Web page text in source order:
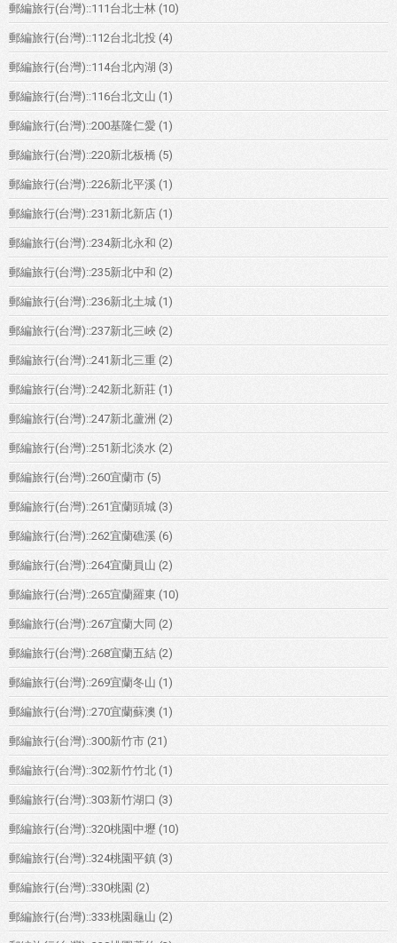
郵編旅行(台灣)::111台北士林 (10)
郵編旅行(台灣)::112台北北投 (4)
郵編旅行(台灣)::114台北內湖 (3)
郵編旅行(台灣)::116台北文山 (1)
郵編旅行(台灣)::200基隆仁愛 (1)
郵編旅行(台灣)::220新北板橋 (5)
郵編旅行(台灣)::226新北平溪 (1)
郵編旅行(台灣)::231新北新店 (1)
郵編旅行(台灣)::234新北永和 (2)
郵編旅行(台灣)::235新北中和 (2)
郵編旅行(台灣)::236新北土城 (1)
郵編旅行(台灣)::237新北三峽 (2)
郵編旅行(台灣)::241新北三重 (2)
郵編旅行(台灣)::242新北新莊 (1)
郵編旅行(台灣)::247新北蘆洲 (2)
郵編旅行(台灣)::251新北淡水 (2)
郵編旅行(台灣)::260宜蘭市 (5)
郵編旅行(台灣)::261宜蘭頭城 (3)
郵編旅行(台灣)::262宜蘭礁溪 (6)
郵編旅行(台灣)::264宜蘭員山 (2)
郵編旅行(台灣)::265宜蘭羅東 (10)
郵編旅行(台灣)::267宜蘭大同 (2)
郵編旅行(台灣)::268宜蘭五結 (2)
郵編旅行(台灣)::269宜蘭冬山 (1)
郵編旅行(台灣)::270宜蘭蘇澳 (1)
郵編旅行(台灣)::300新竹市 (21)
郵編旅行(台灣)::302新竹竹北 (1)
郵編旅行(台灣)::303新竹湖口 (3)
郵編旅行(台灣)::320桃園中壢 (10)
郵編旅行(台灣)::324桃園平鎮 (3)
郵編旅行(台灣)::330桃園 (2)
郵編旅行(台灣)::333桃園龜山 (2)